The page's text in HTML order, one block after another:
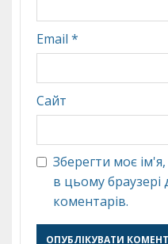
Email *
Сайт
Зберегти моє
в цьому
коментарів.